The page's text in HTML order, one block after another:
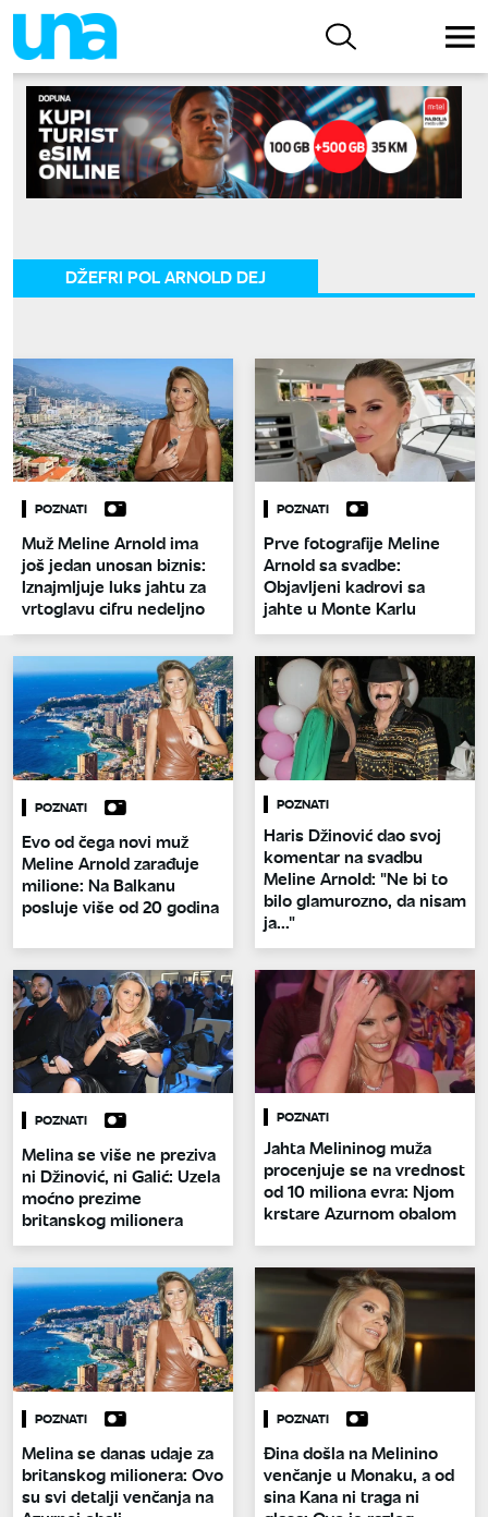
DŽEFRI POL ARNOLD DEJ
POZNATI
Muž Meline Arnold ima
još jedan unosan biznis:
Iznajmljuje luks jahtu za
vrtoglavu cifru nedeljno
POZNATI
Prve fotografije Meline
Arnold sa svadbe:
Objavljeni kadrovi sa
jahte u Monte Karlu
POZNATI
Evo od čega novi muž
Meline Arnold zarađuje
milione: Na Balkanu
posluje više od 20 godina
POZNATI
Haris Džinović dao svoj
komentar na svadbu
Meline Arnold: "Ne bi to
bilo glamurozno, da nisam
ja..."
POZNATI
Melina se više ne preziva
ni Džinović, ni Galić: Uzela
moćno prezime
britanskog milionera
POZNATI
Jahta Melininog muža
procenjuje se na vrednost
od 10 miliona evra: Njom
krstare Azurnom obalom
POZNATI
Melina se danas udaje za
britanskog milionera: Ovo
su svi detalji venčanja na
POZNATI
Đina došla na Melinino
venčanje u Monaku, a od
sina Kana ni traga ni